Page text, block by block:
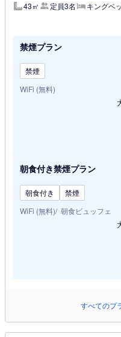
43㎡ 定員3名 キングベ
禁煙プラン
禁煙
WiFi (無料)
朝食付き禁煙プラン
朝食付き
禁煙
WiFi (無料) 朝食ビュッフェ
すべてのプ